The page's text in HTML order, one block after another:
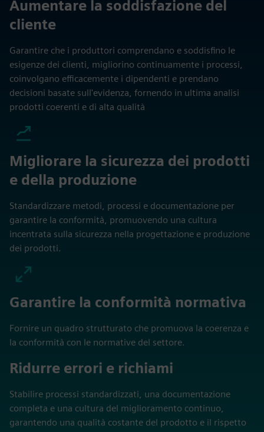
Aumentare la soddisfazione del
cliente
Garantire che i produttori comprendano e soddisfino le
esigenze dei clienti, migliorino continuamente i processi,
coinvolgano efficacemente i dipendenti e prendano
decisioni basate sull'evidenza, fornendo in ultima analisi
prodotti coerenti e di alta qualità
Migliorare la sicurezza dei prodotti
e della produzione
Standardizzare metodi, processi e documentazione per
garantire la conformità, promuovendo una cultura
incentrata sulla sicurezza nella progettazione e produzione
dei prodotti.
Garantire la conformità normativa
Fornire un quadro strutturato che promuova la coerenza e
la conformità con le normative del settore.
Ridurre errori e richiami
Stabilire processi standardizzati, una documentazione
completa e una cultura del miglioramento continuo,
garantendo una qualità costante del prodotto e il rispetto